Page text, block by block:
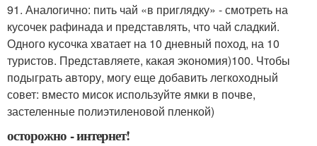
91. Аналогично: пить чай «в приглядку» - смотреть на
кусочек рафинада и представлять, что чай сладкий.
Одного кусочка хватает на 10 дневный поход, на 10
туристов. Представляете, какая экономия)100. Чтобы
подыграть автору, могу еще добавить легкоходный
совет: вместо мисок используйте ямки в почве,
застеленные полиэтиленовой пленкой)
осторожно - интернет!